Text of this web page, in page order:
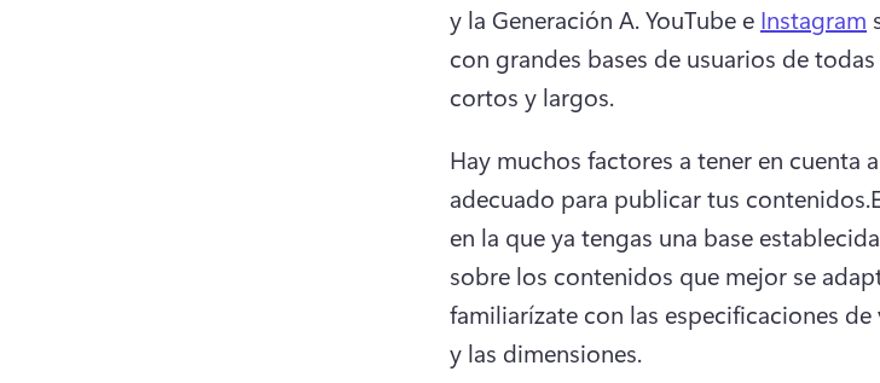
y la Generación A. YouTube e Instagram
con grandes bases de usuarios de
cortos y largos.
Hay muchos factores a tener en cuenta
adecuado para publicar tus contenidos.
en la que ya tengas una base
sobre los contenidos que mejor se
familiarízate con las especificaciones
y las dimensiones.